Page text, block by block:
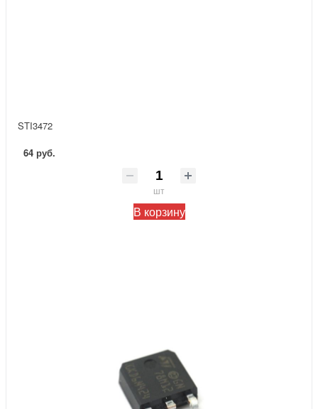
STI3472
64 руб.
шт
В корзину